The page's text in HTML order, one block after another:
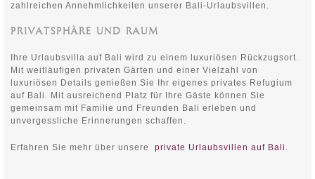
zahlreichen Annehmlichkeiten unserer Bali-Urlaubsvillen.
PRIVATSPHÄRE UND RAUM
Ihre Urlaubsvilla auf Bali wird zu einem luxuriösen Rückzugsort.
Mit weitläufigen privaten Gärten und einer Vielzahl von
luxuriösen Details genießen Sie Ihr eigenes privates Refugium
auf Bali. Mit ausreichend Platz für Ihre Gäste können Sie
gemeinsam mit Familie und Freunden Bali erleben und
unvergessliche Erinnerungen schaffen.
Erfahren Sie mehr über unsere private Urlaubsvillen auf Bali .